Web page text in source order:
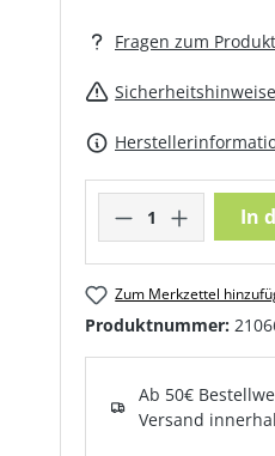
Fragen zum Produkt
Sicherheitshinweise
Produkt In
Zum Merkzettel
Produktnummer:
Ab 50€
Versand